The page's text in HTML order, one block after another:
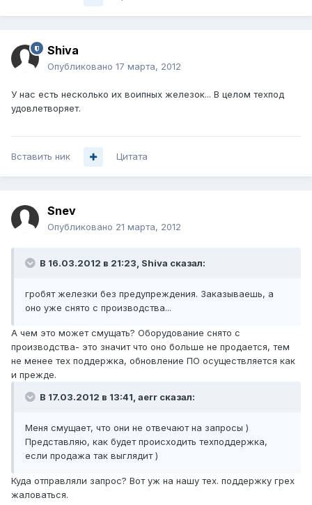
Shiva
Опубликовано 17 марта, 2012
У нас есть несколько их воипных железок... В целом техпод
удовлетворяет.
Вставить ник Цитата
Snev
Опубликовано 21 марта, 2012
В 16.03.2012 в 21:23, Shiva сказал:
гробят железки без предупреждения. Заказываешь, а
оно уже снято с производства...
А чем это может смущать? Оборудование снято с
производства- это значит что оно больше не продается, тем
не менее тех поддержка, обновление ПО осуществляется как
и прежде.
В 17.03.2012 в 13:41, aerr сказал:
Меня смущает, что они не отвечают на запросы )
Представляю, как будет происходить техподдержка,
если продажа так выглядит )
Куда отправляли запрос? Вот уж на нашу тех. поддержку грех
жаловаться.